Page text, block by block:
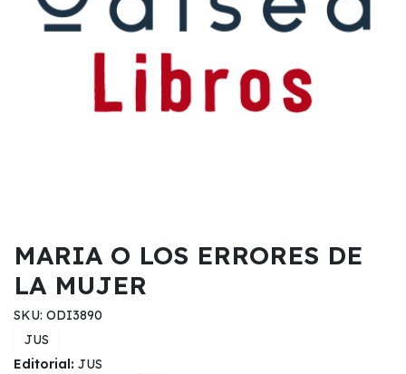
MARIA O LOS ERRORES DE
LA MUJER
SKU: ODI3890
JUS
Editorial: JUS